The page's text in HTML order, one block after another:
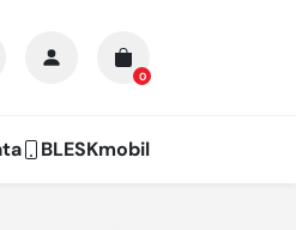
0
BLESKmobil